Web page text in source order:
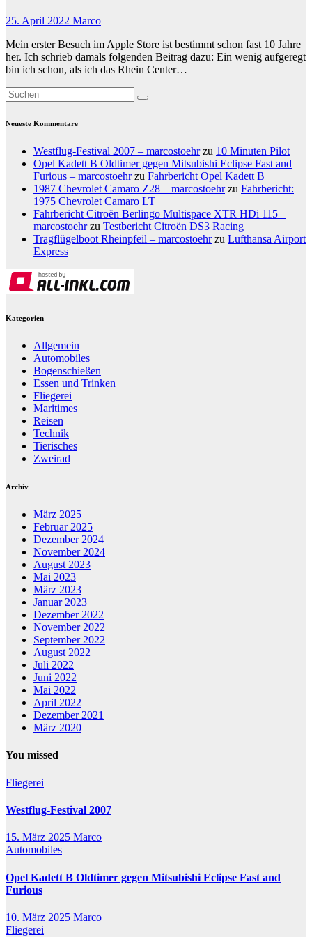
25. April 2022 Marco
Mein erster Besuch im Apple Store ist bestimmt schon fast 10 Jahre
her. Ich schrieb damals folgenden Beitrag dazu: Ein wenig aufgeregt
bin ich schon, als ich das Rhein Center…
Neueste Kommentare
Westflug-Festival 2007 – marcostoehrzu 10 Minuten Pilot
Opel Kadett B Oldtimer gegen Mitsubishi Eclipse Fast and
Furious – marcostoehrzu Fahrbericht Opel Kadett B
1987 Chevrolet Camaro Z28 – marcostoehrzu Fahrbericht:
1975 Chevrolet Camaro LT
Fahrbericht Citroën Berlingo Multispace XTR HDi 115 –
marcostoehrzu Testbericht Citroën DS3 Racing
Tragflügelboot Rheinpfeil – marcostoehrzu Lufthansa Airport
Express
Kategorien
Allgemein
Automobiles
Bogenschießen
Essen und Trinken
Fliegerei
Maritimes
Reisen
Technik
Tierisches
Zweirad
Archiv
März 2025
Februar 2025
Dezember 2024
November 2024
August 2023
Mai 2023
März 2023
Januar 2023
Dezember 2022
November 2022
September 2022
August 2022
Juli 2022
Juni 2022
Mai 2022
April 2022
Dezember 2021
März 2020
You missed
Fliegerei
Westflug-Festival 2007
15. März 2025 Marco
Automobiles
Opel Kadett B Oldtimer gegen Mitsubishi Eclipse Fast and
Furious
10. März 2025 Marco
Fliegerei